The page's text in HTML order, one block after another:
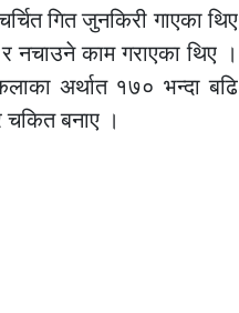
गित जुनकिरी गाएका थिए
नचाउने काम गराएका थिए ।
अर्थात १७० भन्दा बढि
बनाए ।